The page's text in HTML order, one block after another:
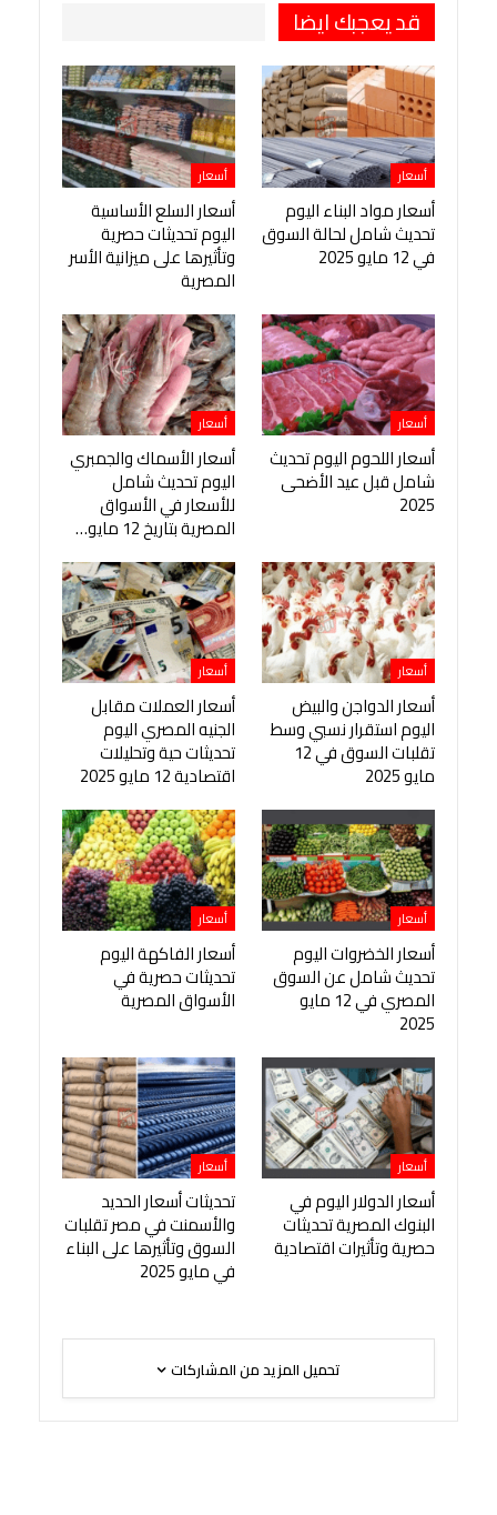
قد يعجبك ايضا
أسعار
أسعار مواد البناء اليوم
تحديث شامل لحالة السوق
في 12 مايو 2025
أسعار
أسعار السلع الأساسية
اليوم تحديثات حصرية
وتأثيرها على ميزانية الأسر
المصرية
أسعار
أسعار اللحوم اليوم تحديث
شامل قبل عيد الأضحى
2025
أسعار
أسعار الأسماك والجمبري
اليوم تحديث شامل
للأسعار في الأسواق
المصرية بتاريخ 12 مايو…
أسعار
أسعار الدواجن والبيض
اليوم استقرار نسبي وسط
تقلبات السوق في 12
مايو 2025
أسعار
أسعار العملات مقابل
الجنيه المصري اليوم
تحديثات حية وتحليلات
اقتصادية 12 مايو 2025
أسعار
أسعار الخضروات اليوم
تحديث شامل عن السوق
المصري في 12 مايو
2025
أسعار
أسعار الفاكهة اليوم
تحديثات حصرية في
الأسواق المصرية
أسعار
أسعار الدولار اليوم في
البنوك المصرية تحديثات
حصرية وتأثيرات اقتصادية
أسعار
تحديثات أسعار الحديد
والأسمنت في مصر تقلبات
السوق وتأثيرها على البناء
في مايو 2025
تحميل المزيد من المشاركات